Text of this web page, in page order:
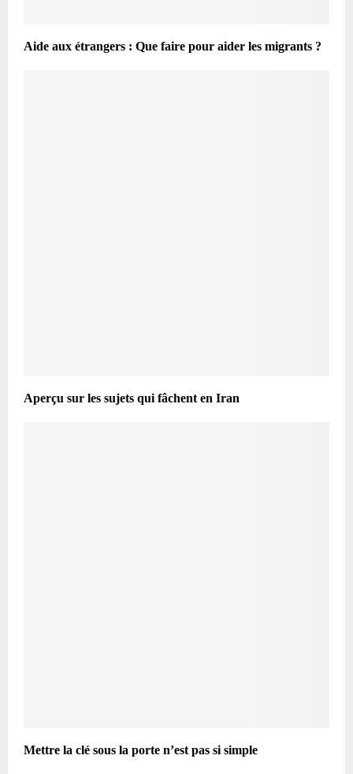
Aide aux étrangers : Que faire pour aider les migrants ?
Aperçu sur les sujets qui fâchent en Iran
Mettre la clé sous la porte n’est pas si simple